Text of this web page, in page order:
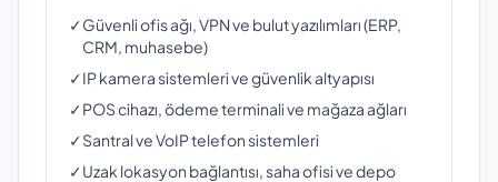
✓Güvenli ofis ağı, VPN ve bulut yazılımları (ERP,
CRM, muhasebe)
✓IP kamera sistemleri ve güvenlik altyapısı
✓POS cihazı, ödeme terminali ve mağaza ağları
✓Santral ve VoIP telefon sistemleri
✓Uzak lokasyon bağlantısı, saha ofisi ve depo